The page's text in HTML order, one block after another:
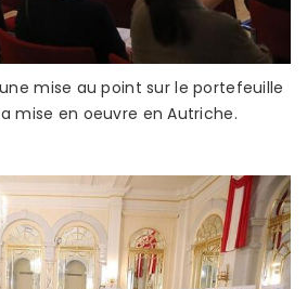
mise au point sur le portefeuille
mise en oeuvre en Autriche.